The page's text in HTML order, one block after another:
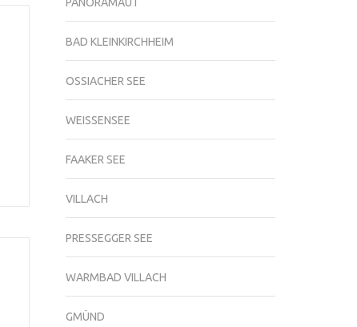
BAD KLEINKIRCHHEIM
OSSIACHER SEE
WEISSENSEE
FAAKER SEE
VILLACH
PRESSEGGER SEE
WARMBAD VILLACH
GMÜND